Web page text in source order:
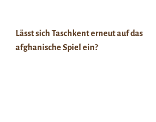
Lässt sich Taschkent erneut auf das
afghanische Spiel ein?